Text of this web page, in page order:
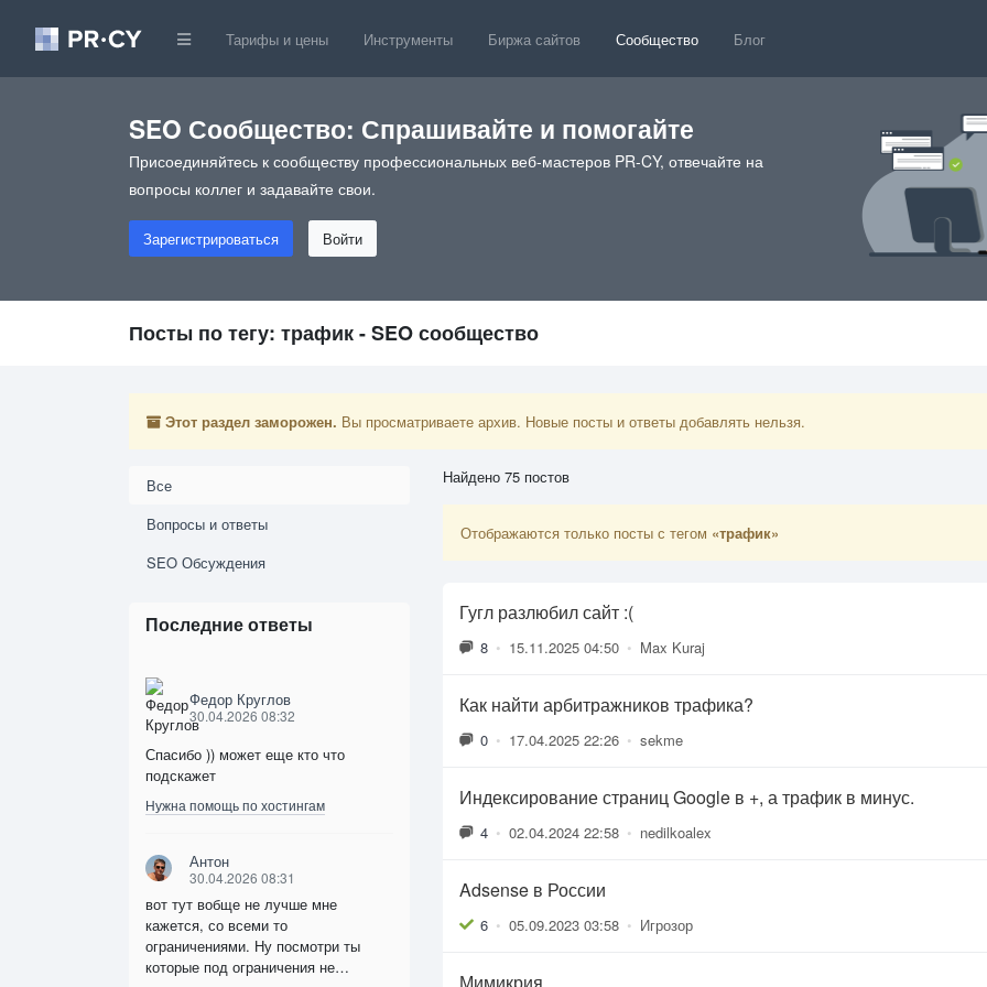
Тарифы и цены Инструменты Биржа сайтов Сообщество Блог
SEO Сообщество: Спрашивайте и помогайте
Присоединяйтесь к сообществу профессиональных веб-мастеров PR-CY, отвечайте на
вопросы коллег и задавайте свои.
Зарегистрироваться Войти
Посты по тегу: трафик - SEO сообщество
Этот раздел заморожен. Вы просматриваете архив. Новые посты и ответы добавлять нельзя.
Все
Вопросы и ответы
SEO Обсуждения
Последние ответы
Федор Круглов
30.04.2026 08:32
Спасибо )) может еще кто что
подскажет
Нужна помощь по хостингам
Антон
30.04.2026 08:31
вот тут вобще не лучше мне
кажется, со всеми то
ограничениями. Ну посмотри ты
которые под ограничения не…
Найдено 75 постов
Отображаются только посты с тегом «трафик»
Гугл разлюбил сайт :(
8 • 15.11.2025 04:50 • Max Kuraj
Как найти арбитражников трафика?
0 • 17.04.2025 22:26 • sekme
Индексирование страниц Google в +, а трафик в минус.
4 • 02.04.2024 22:58 • nedilkoalex
Adsense в России
6 • 05.09.2023 03:58 • Игрозор